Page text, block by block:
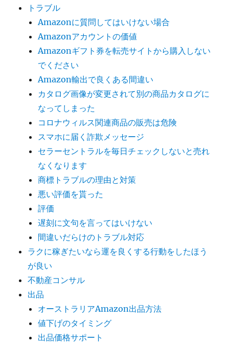
トラブル
Amazonに質問してはいけない場合
Amazonアカウントの価値
Amazonギフト券を転売サイトから購入しない
でください
Amazon輸出で良くある間違い
カタログ画像が変更されて別の商品カタログに
なってしまった
コロナウィルス関連商品の販売は危険
スマホに届く詐欺メッセージ
セラーセントラルを毎日チェックしないと売れ
なくなります
商標トラブルの理由と対策
悪い評価を貰った
評価
遅刻に文句を言ってはいけない
間違いだらけのトラブル対応
ラクに稼ぎたいなら運を良くする行動をしたほう
が良い
不動産コンサル
出品
オーストラリアAmazon出品方法
値下げのタイミング
出品価格サポート